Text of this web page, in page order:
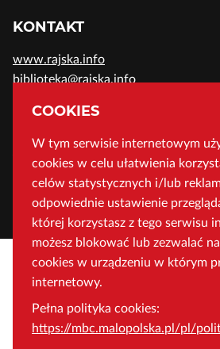
COOKIES
W tym serwisie internetowym
cookies w celu ułatwienia
celów statystycznych i/lub
odpowiednie ustawienie
której korzystasz z tego serwisu
możesz blokować lub zezwalać
cookies w urządzeniu w którym
internetowy.
Pełna polityka cookies:
https://mbc.malopolska.pl/pl/
KONTAKT
www.rajska.info
biblioteka@rajska.info
telefon: (+48) 12 37-52-200
ADRES
Wojewódzka Biblioteka Publiczna w
ul. Rajska 1 31-124 Kraków, Polska